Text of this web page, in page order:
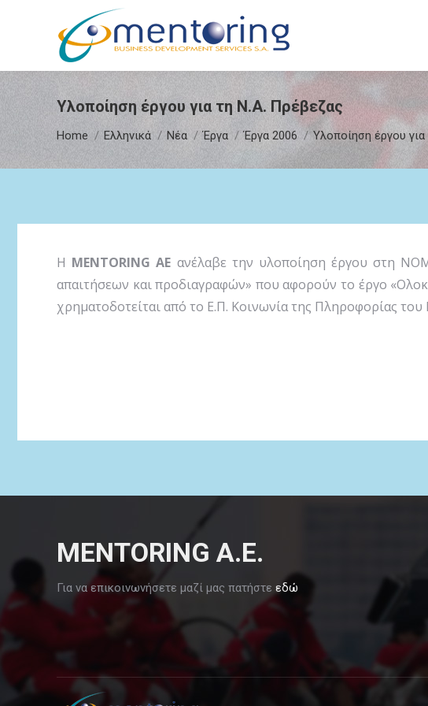
Υλοποίηση έργου για τη Ν.Α. Πρέβεζας
You are here:
Home Ελληνικά Νέα Έργα Έργα 2006 Υλοποίηση έργου
H MENTORING AE ανέλαβε την υλοποίηση έργου στη
απαιτήσεων και προδιαγραφών» που αφορούν το έργο
χρηματοδοτείται από το Ε.Π. Κοινωνία της Πληροφορίας του
MENTORING Α.Ε.
Για να επικοινωνήσετε μαζί μας πατήστε εδώ